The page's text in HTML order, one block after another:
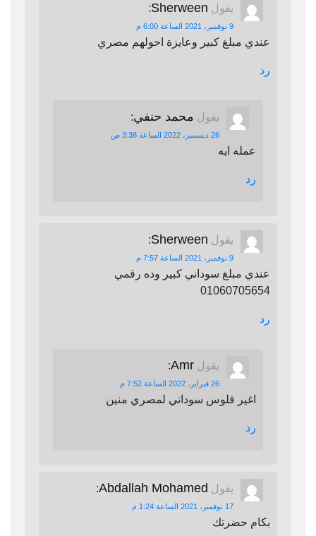
يقول Sherween
:
9 نوفمبر، 2021 الساعة 6:00 م
عندي مبلغ كبير وعايزة احولهم مصري
رد
يقول محمد حنفي:
26 ديسمبر، 2022 الساعة 3:38 ص
عمله ايه
رد
يقول Sherween
:
9 نوفمبر، 2021 الساعة 7:57 م
عندي مبلغ سوداني كبير وده رقمي
01060705654
رد
يقول Amr
:
26 فبراير، 2022 الساعة 7:52 م
اغير فلوس سوداني لمصري منين
رد
يقول Abdallah Mohamed
:
17 نوفمبر، 2021 الساعة 1:24 م
بكام حضرتك